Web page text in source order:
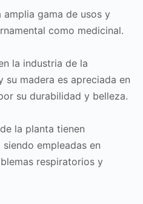
amplia gama de usos y
como medicinal.
la industria de la
madera es apreciada en
su durabilidad y belleza.
la planta tienen
empleadas en
respiratorios y